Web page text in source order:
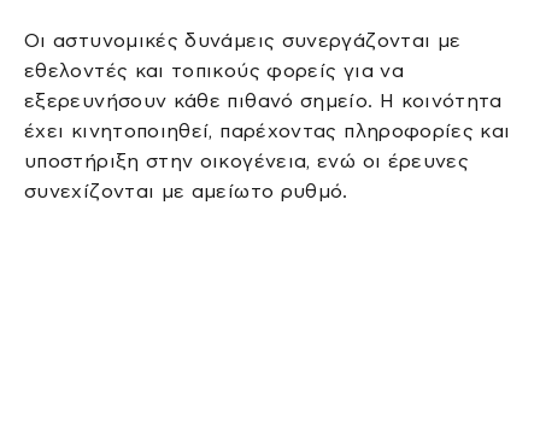
Οι αστυνομικές δυνάμεις συνεργάζονται με
εθελοντές και τοπικούς φορείς για να
εξερευνήσουν κάθε πιθανό σημείο. Η κοινότητα
έχει κινητοποιηθεί, παρέχοντας πληροφορίες και
υποστήριξη στην οικογένεια, ενώ οι έρευνες
συνεχίζονται με αμείωτο ρυθμό.